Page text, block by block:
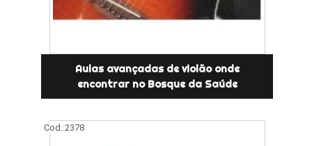
Aulas avançadas de violão onde
encontrar no Bosque da Saúde
Cod.:2378